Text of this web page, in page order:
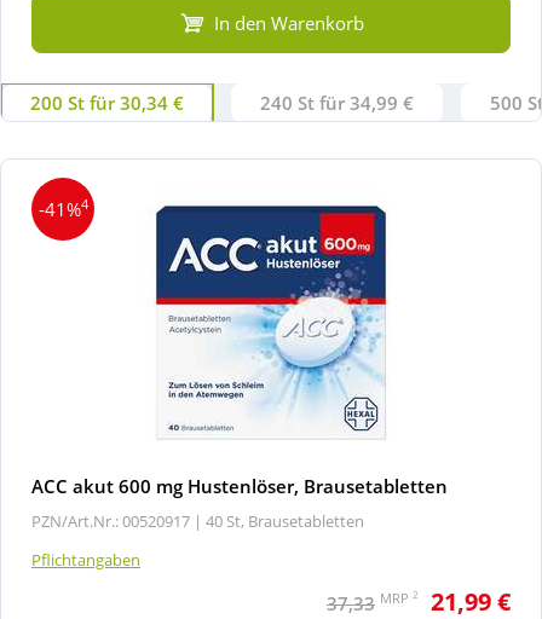
In den Warenkorb
200 St für 30,34 € 240 St für 34,99 € 500
-41%4
ACC akut 600 mg Hustenlöser, Brausetabletten
PZN/Art.Nr.: 00520917 | 40 St, Brausetabletten
Pflichtangaben
37,33 MRP 2 21,99 €